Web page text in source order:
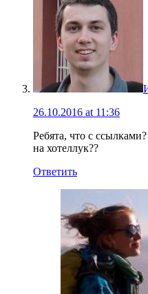
26.10.2016 at 11:36
Ребята, что с
на хотеллук??
Ответить